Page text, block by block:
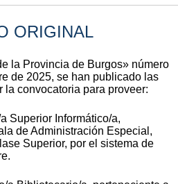
ORIGINAL
la Provincia de Burgos» número
de 2025, se han publicado las
la convocatoria para proveer:
Superior Informático/a,
de Administración Especial,
Superior, por el sistema de